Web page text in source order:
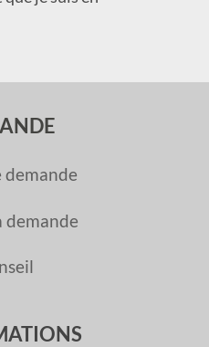
demande